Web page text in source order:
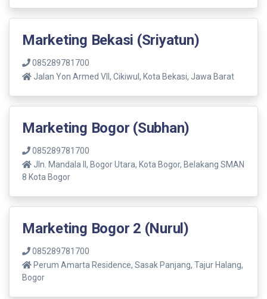
Marketing Bekasi (Sriyatun)
085289781700
Jalan Yon Armed VII, Cikiwul, Kota Bekasi, Jawa Barat
Marketing Bogor (Subhan)
085289781700
Jln. Mandala ll, Bogor Utara, Kota Bogor, Belakang SMAN
8 Kota Bogor
Marketing Bogor 2 (Nurul)
085289781700
Perum Amarta Residence, Sasak Panjang, Tajur Halang,
Bogor